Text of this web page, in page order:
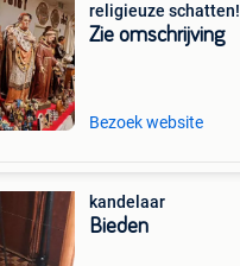
religieuze schatten!
Zie omschrijving
Bezoek website
kandelaar
Bieden